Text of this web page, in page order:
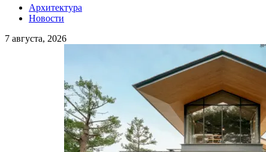
Архитектура
Новости
7 августа, 2026